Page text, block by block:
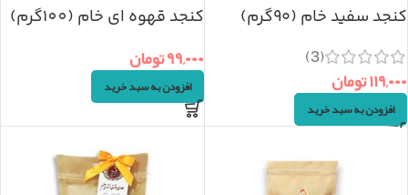
کنجد سفید خام (۹۰گرم)
(3)
۱۱۹,۰۰۰تومان
افزودن به سبد خرید
کنجد قهوه ای خام (100گرم)
۹۹,۰۰۰تومان
افزودن به سبد خرید